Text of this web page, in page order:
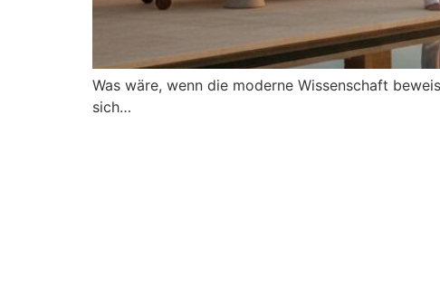
Was wäre, wenn die moderne Wissenschaft
sich…